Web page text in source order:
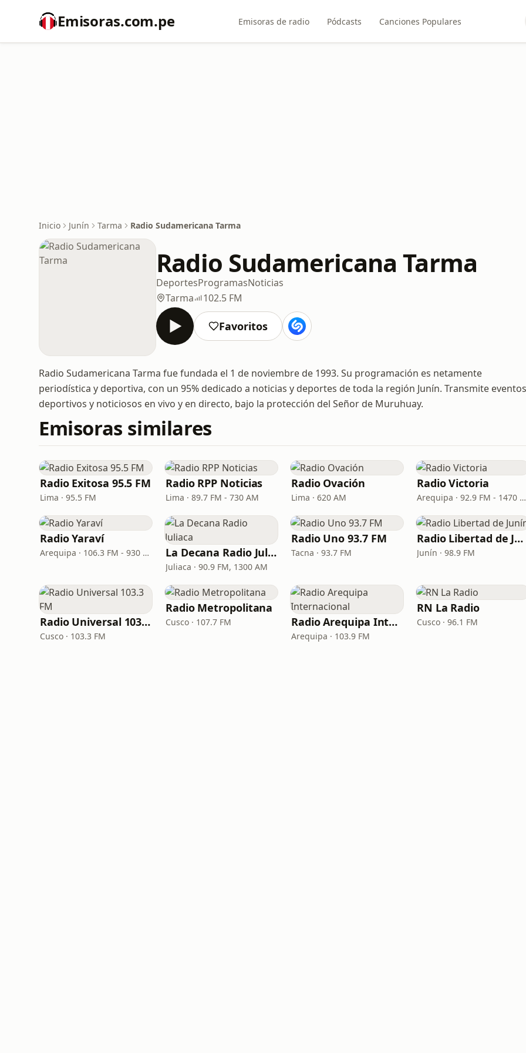
Emisoras.com.pe Emisoras de radio Pódcasts Canciones Populares
Inicio Junín Tarma Radio Sudamericana Tarma
Radio Sudamericana Tarma
DeportesProgramasNoticias
Tarma
102.5 FM
Favoritos
Radio Sudamericana Tarma fue fundada el 1 de noviembre de 1993. Su programación es netamente
periodística y deportiva, con un 95% dedicado a noticias y deportes de toda la región Junín. Transmite eventos
deportivos y noticiosos en vivo y en directo, bajo la protección del Señor de Muruhuay.
Emisoras similares
Radio Exitosa 95.5 FM
Lima · 95.5 FM
Radio RPP Noticias
Lima · 89.7 FM - 730 AM
Radio Ovación
Lima · 620 AM
Radio Victoria
Arequipa · 92.9 FM - 1470 AM
Radio Yaraví
Arequipa · 106.3 FM - 930 AM La Decana Radio Juliaca
Juliaca · 90.9 FM, 1300 AM
Radio Uno 93.7 FM
Tacna · 93.7 FM
Radio Libertad de Junín
Junín · 98.9 FM
Radio Universal 103.3 FM
Cusco · 103.3 FM
Radio Metropolitana
Cusco · 107.7 FM Radio Arequipa Internacional
Arequipa · 103.9 FM
RN La Radio
Cusco · 96.1 FM